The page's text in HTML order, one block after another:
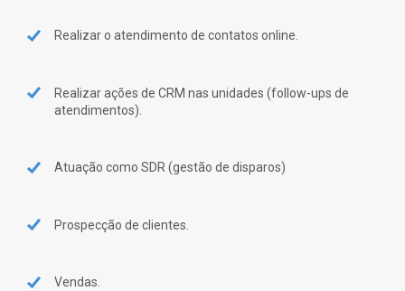
Realizar o atendimento de contatos online.
Realizar ações de CRM nas unidades (follow-ups de
atendimentos).
Atuação como SDR (gestão de disparos)
Prospecção de clientes.
Vendas.